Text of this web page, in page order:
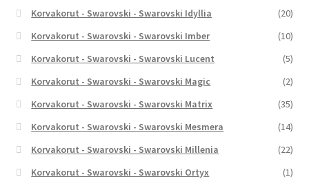
Korvakorut - Swarovski - Swarovski Idyllia
(20)
Korvakorut - Swarovski - Swarovski Imber
(10)
Korvakorut - Swarovski - Swarovski Lucent
(5)
Korvakorut - Swarovski - Swarovski Magic
(2)
Korvakorut - Swarovski - Swarovski Matrix
(35)
Korvakorut - Swarovski - Swarovski Mesmera
(14)
Korvakorut - Swarovski - Swarovski Millenia
(22)
Korvakorut - Swarovski - Swarovski Ortyx
(1)